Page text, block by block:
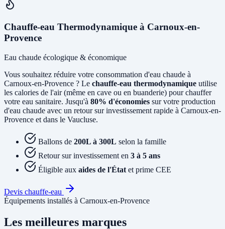
Chauffe-eau Thermodynamique à Carnoux-en-
Provence
Eau chaude écologique & économique
Vous souhaitez réduire votre consommation d'eau chaude à
Carnoux-en-Provence ? Le chauffe-eau thermodynamique utilise
les calories de l'air (même en cave ou en buanderie) pour chauffer
votre eau sanitaire. Jusqu'à 80% d'économies sur votre production
d'eau chaude avec un retour sur investissement rapide à Carnoux-en-
Provence et dans le Vaucluse.
Ballons de 200L à 300L selon la famille
Retour sur investissement en 3 à 5 ans
Éligible aux aides de l'État et prime CEE
Devis chauffe-eau
Équipements installés à Carnoux-en-Provence
Les meilleures marques